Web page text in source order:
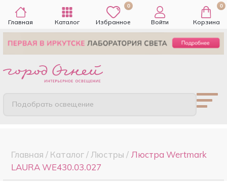
Главная Каталог
0
Избранное Войти
0
Корзина
Подобрать освещение
Главная / Каталог/ Люстры / Люстра Wertmark
LAURA WE430.03.027